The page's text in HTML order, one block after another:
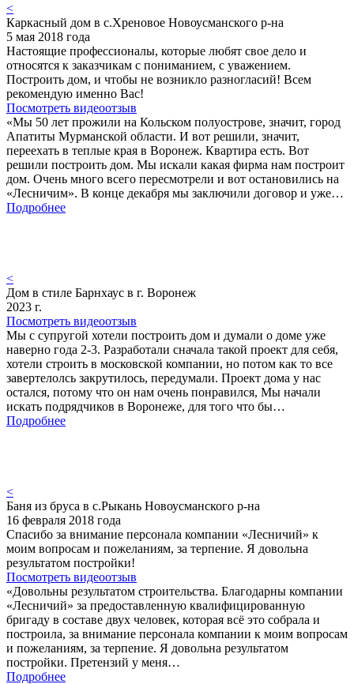
<
Каркасный дом в с.Хреновое Новоусманского р-на
5 мая 2018 года
Настоящие профессионалы, которые любят свое дело и
относятся к заказчикам с пониманием, с уважением.
Построить дом, и чтобы не возникло разногласий! Всем
рекомендую именно Вас!
Посмотреть видеоотзыв
«Мы 50 лет прожили на Кольском полуострове, значит, город
Апатиты Мурманской области. И вот решили, значит,
переехать в теплые края в Воронеж. Квартира есть. Вот
решили построить дом. Мы искали какая фирма нам построит
дом. Очень много всего пересмотрели и вот остановились на
«Лесничим». В конце декабря мы заключили договор и уже…
Подробнее
<
Дом в стиле Барнхаус в г. Воронеж
2023 г.
Посмотреть видеоотзыв
Мы с супругой хотели построить дом и думали о доме уже
наверно года 2-3. Разработали сначала такой проект для себя,
хотели строить в московской компании, но потом как то все
завертелолсь закрутилось, передумали. Проект дома у нас
остался, потому что он нам очень понравился, Мы начали
искать подрядчиков в Воронеже, для того что бы…
Подробнее
<
Баня из бруса в с.Рыкань Новоусманского р-на
16 февраля 2018 года
Спасибо за внимание персонала компании «Лесничий» к
моим вопросам и пожеланиям, за терпение. Я довольна
результатом постройки!
Посмотреть видеоотзыв
«Довольны результатом строительства. Благодарны компании
«Лесничий» за предоставленную квалифицированную
бригаду в составе двух человек, которая всё это собрала и
построила, за внимание персонала компании к моим вопросам
и пожеланиям, за терпение. Я довольна результатом
постройки. Претензий у меня…
Подробнее